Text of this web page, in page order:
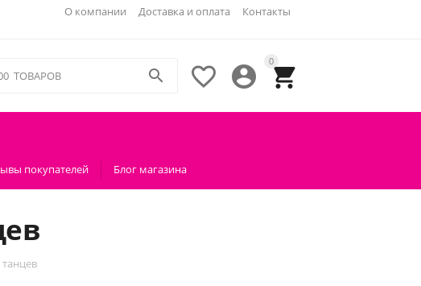
О компании Доставка и оплата Контакты
0




покупателей Блог магазина